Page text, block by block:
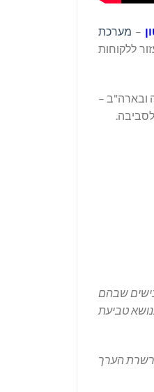
– מערכת
ללקוחות
ובארה"ב –
שבהם
טביעת
הערך